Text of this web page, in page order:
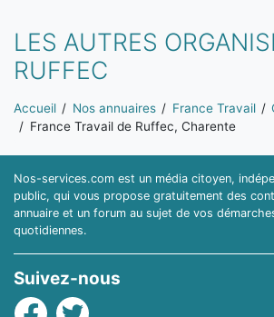
LES AUTRES
RUFFEC
Vous êtes ici:
Accueil Nos annuaires France Travail
France Travail de Ruffec, Charente
Nos-services.com est un média citoyen,
public, qui vous propose gratuitement des
annuaire et un forum au sujet de vos
quotidiennes.
Suivez-nous
Facebook
Twitter